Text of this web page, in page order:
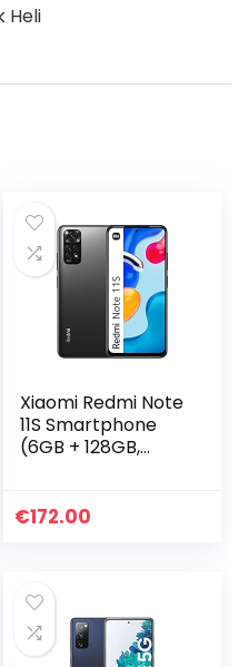
Heli
Xiaomi Redmi Note
11S Smartphone
(6GB + 128GB,
€172.00